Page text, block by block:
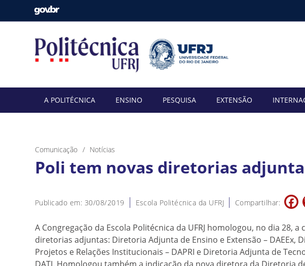
A POLITÉCNICA ENSINO PESQUISA EXTENSÃO
Comunicação Notícias
Poli tem novas diretorias
Publicado em: 30/08/2019 Escola Politécnica da UFRJ Compartilhar:
A Congregação da Escola Politécnica da UFRJ homologou, no dia 28, a
diretorias adjuntas: Diretoria Adjunta de Ensino e Extensão – DAEEx,
Projetos e Relações Institucionais – DAPRI e Diretoria Adjunta de